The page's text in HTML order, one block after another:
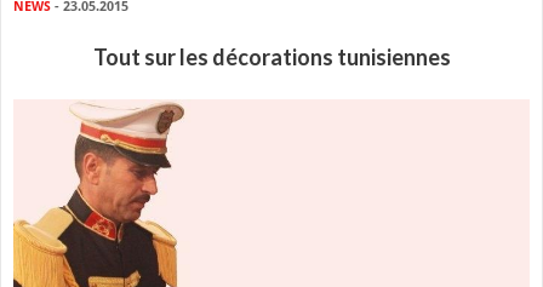
NEWS - 23.05.2015
Tout sur les décorations tunisiennes